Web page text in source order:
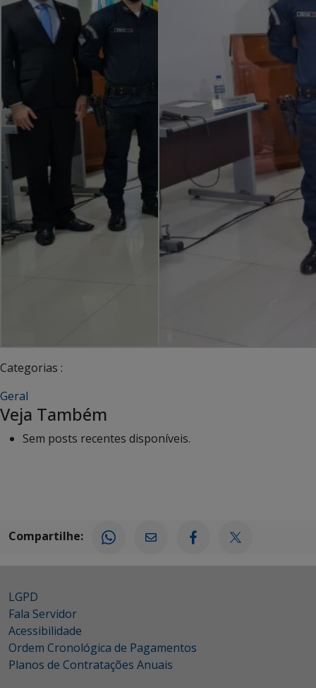
Categorias :
Geral
Veja Também
Sem posts recentes disponíveis.
Compartilhe:
LGPD
Fala Servidor
Acessibilidade
Ordem Cronológica de Pagamentos
Planos de Contratações Anuais